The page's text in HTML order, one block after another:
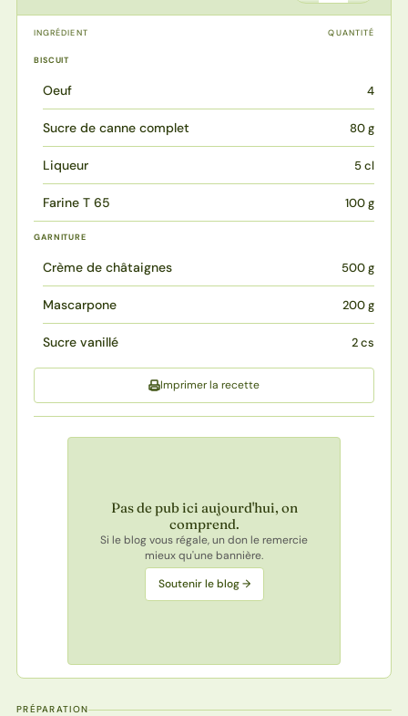
INGRÉDIENT QUANTITÉ
BISCUIT
Oeuf 4
Sucre de canne complet 80 g
Liqueur 5 cl
Farine T 65 100 g
GARNITURE
Crème de châtaignes 500 g
Mascarpone 200 g
Sucre vanillé 2 cs
Imprimer la recette
Pas de pub ici aujourd'hui, on
comprend.
Si le blog vous régale, un don le remercie
mieux qu'une bannière.
Soutenir le blog →
PRÉPARATION